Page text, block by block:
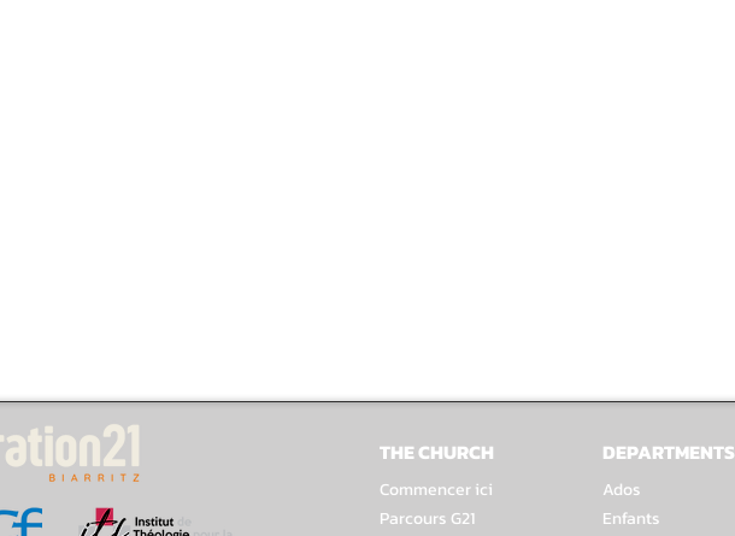
THE CHURCH
Commencer ici
Parcours G21
DEPARTMENTS
Ados
Enfants